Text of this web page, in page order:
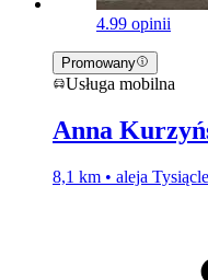
4.99 opinii
Promowany
Usługa mobilna
Anna
8,1 km • aleja